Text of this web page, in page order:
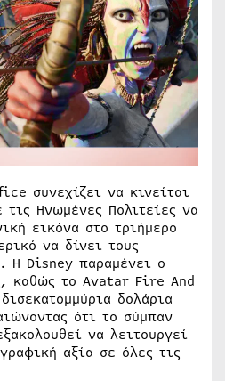
συνεχίζει να κινείται
Ηνωμένες Πολιτείες να
εικόνα στο τριήμερο
να δίνει τους
Η Disney παραμένει ο
καθώς το Avatar Fire And
δολάρια
ότι το σύμπαν
να λειτουργεί
αξία σε όλες τις